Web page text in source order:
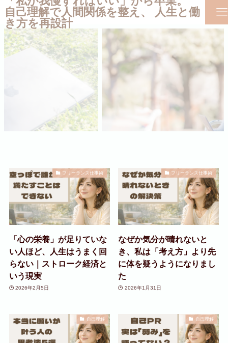
自己理解で人間関係を整え、 人生と働
き方を再設計
フリーランス仕事術
「心の栄養」が足りていな
い人ほど、人生はうまく回
らない｜ストローク経済と
いう現実
2026年2月5日
フリーランス仕事術
なぜか気分が晴れないと
き、私は「考え方」より先
に体を疑うようになりまし
た
2026年1月31日
自己理解 自己理解